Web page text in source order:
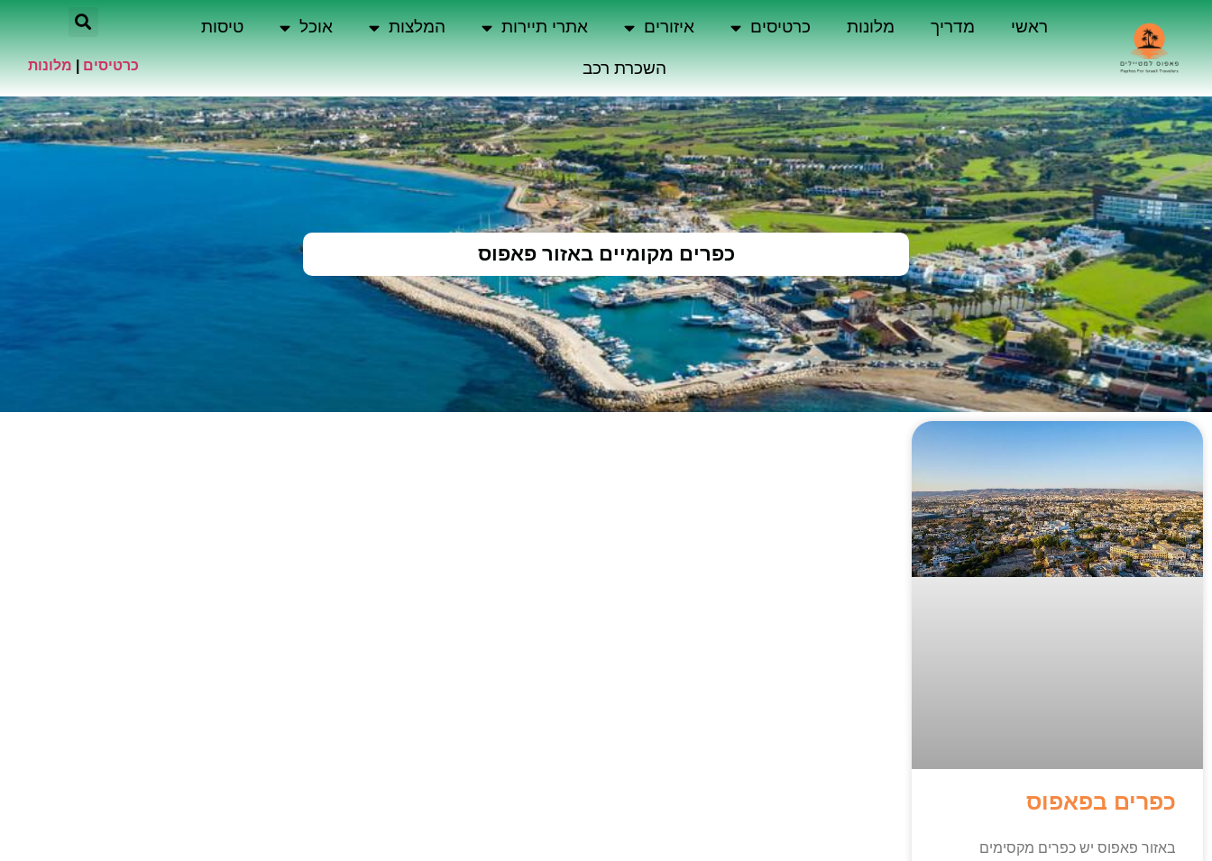
ראשי מדריך מלונות כרטיסים איזורים אתרי תיירות המלצות אוכל טיסות
השכרת רכב כרטיסים מלונות
כפרים מקומיים באזור פאפוס
כפרים בפאפוס
באזור פאפוס יש כפרים מקסימים